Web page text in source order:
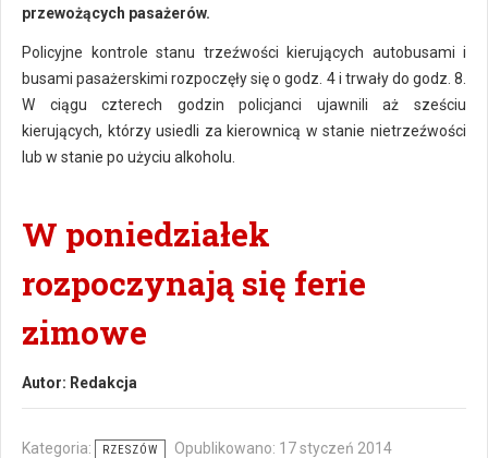
przewożących pasażerów.
Policyjne kontrole stanu trzeźwości kierujących autobusami i
busami pasażerskimi rozpoczęły się o godz. 4 i trwały do godz. 8.
W ciągu czterech godzin policjanci ujawnili aż sześciu
kierujących, którzy usiedli za kierownicą w stanie nietrzeźwości
lub w stanie po użyciu alkoholu.
W poniedziałek
rozpoczynają się ferie
zimowe
Autor: Redakcja
Kategoria: RZESZÓW
Opublikowano: 17 styczeń 2014